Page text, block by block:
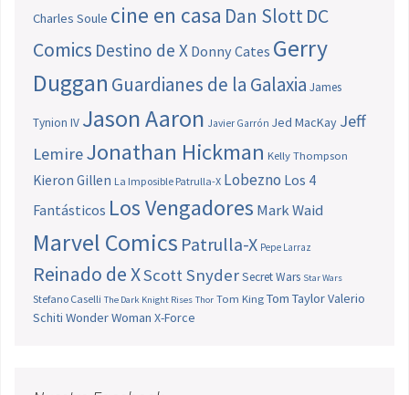
Charles Soule cine en casa Dan SlottDC
Comics Destino de X Donny Cates Gerry
Duggan Guardianes de la Galaxia James
Tynion IV Jason Aaron Javier Garrón Jed MacKay Jeff
LemireJonathan Hickman Kelly Thompson
Kieron Gillen La Imposible Patrulla-X Lobezno Los 4
Fantásticos Los Vengadores Mark Waid
Marvel Comics Patrulla-X Pepe Larraz
Reinado de XScott SnyderSecret Wars Star Wars
Stefano Caselli The Dark Knight Rises Thor Tom King Tom TaylorValerio
Schiti Wonder Woman X-Force